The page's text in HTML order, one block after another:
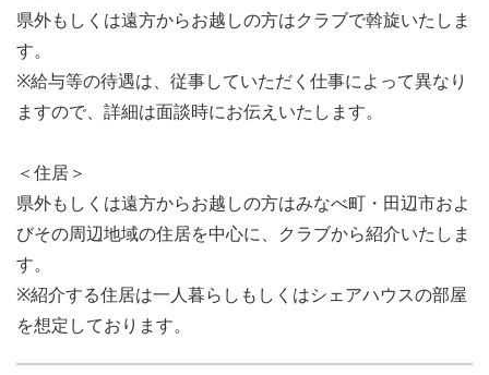
県外もしくは遠方からお越しの方はクラブで斡旋いたしま
す。
※給与等の待遇は、従事していただく仕事によって異なり
ますので、詳細は面談時にお伝えいたします。
＜住居＞
県外もしくは遠方からお越しの方はみなべ町・田辺市およ
びその周辺地域の住居を中心に、クラブから紹介いたしま
す。
※紹介する住居は一人暮らしもしくはシェアハウスの部屋
を想定しております。